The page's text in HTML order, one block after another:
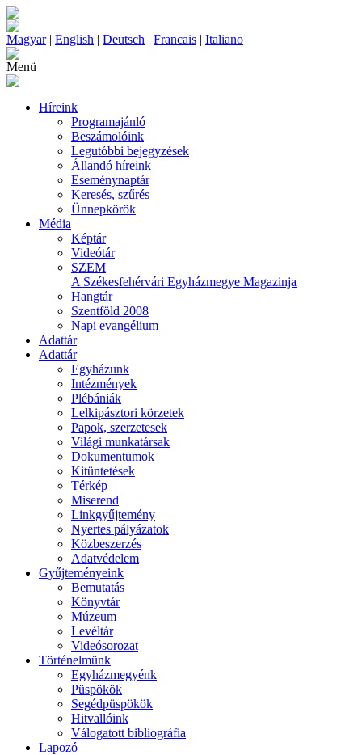
Magyar| English | Deutsch | Francais | Italiano
Menü
Híreink
Programajánló
Beszámolóink
Legutóbbi bejegyzések
Állandó híreink
Eseménynaptár
Keresés, szűrés
Ünnepkörök
Média
Képtár
Videótár
SZEM
A Székesfehérvári Egyházmegye Magazinja
Hangtár
Szentföld 2008
Napi evangélium
Adattár
Adattár
Egyházunk
Intézmények
Plébániák
Lelkipásztori körzetek
Papok, szerzetesek
Világi munkatársak
Dokumentumok
Kitüntetések
Térkép
Miserend
Linkgyűjtemény
Nyertes pályázatok
Közbeszerzés
Adatvédelem
Gyűjteményeink
Bemutatás
Könyvtár
Múzeum
Levéltár
Videósorozat
Történelmünk
Egyházmegyénk
Püspökök
Segédpüspökök
Hitvallóink
Válogatott bibliográfia
Lapozó